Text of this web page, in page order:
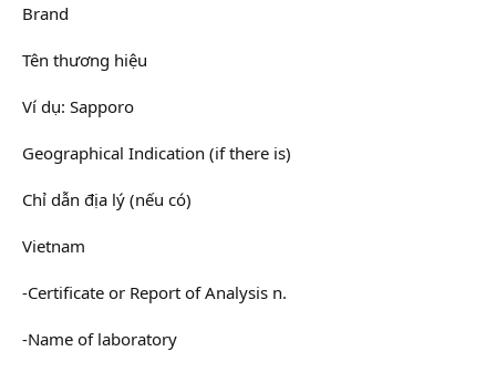
Brand
Tên thương hiệu
Ví dụ: Sapporo
Geographical Indication (if there is)
Chỉ dẫn địa lý (nếu có)
Vietnam
-Certificate or Report of Analysis n.
-Name of laboratory